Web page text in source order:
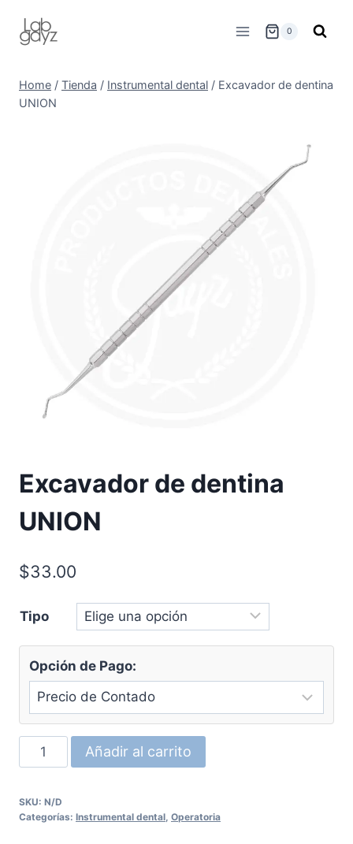
0
Home / Tienda / Instrumental dental / Excavador de dentina
UNION
Excavador de dentina
UNION
$33.00
Tipo
Opción de Pago:
Excavador
de
UNION
Añadir al carrito
SKU: N/D
Categorías: Instrumental dental Operatoria